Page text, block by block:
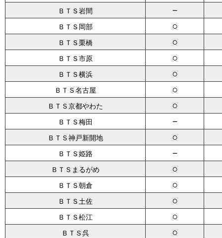
ＢＴＳ岩間 －
ＢＴＳ岡部 ○
ＢＴＳ栗橋 ○
ＢＴＳ市原 ○
ＢＴＳ横浜 ○
ＢＴＳ名古屋 ○
ＢＴＳ京都やわた ○
ＢＴＳ梅田 －
ＢＴＳ神戸新開地 ○
ＢＴＳ姫路 －
ＢＴＳまるがめ ○
ＢＴＳ朝倉 ○
ＢＴＳ土佐 ○
ＢＴＳ松江 ○
ＢＴＳ呉 ○